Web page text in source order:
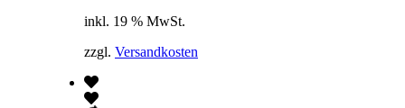
inkl. 19 % MwSt.
zzgl. Versandkosten